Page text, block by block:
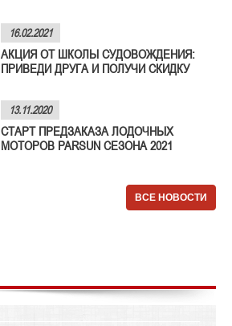
16.02.2021
АКЦИЯ ОТ ШКОЛЫ СУДОВОЖДЕНИЯ:
ПРИВЕДИ ДРУГА И ПОЛУЧИ СКИДКУ
13.11.2020
СТАРТ ПРЕДЗАКАЗА ЛОДОЧНЫХ
МОТОРОВ PARSUN СЕЗОНА 2021
ВСЕ НОВОСТИ